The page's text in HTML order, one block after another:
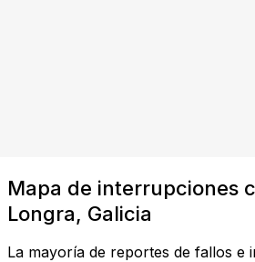
Mapa de interrupciones
Longra, Galicia
La mayoría de reportes de fallos e